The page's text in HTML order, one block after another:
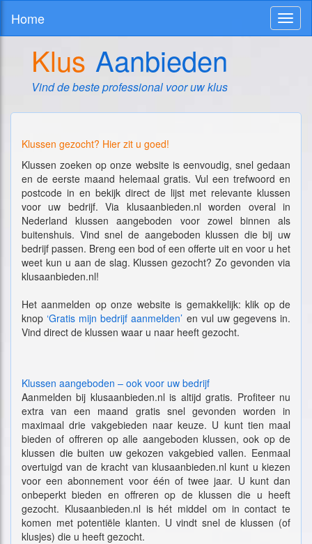
Home
Klus Aanbieden
Vind de beste professional voor uw klus
Klussen gezocht? Hier zit u goed!
Klussen zoeken op onze website is eenvoudig, snel gedaan
en de eerste maand helemaal gratis. Vul een trefwoord en
postcode in en bekijk direct de lijst met relevante klussen
voor uw bedrijf. Via klusaanbieden.nl worden overal in
Nederland klussen aangeboden voor zowel binnen als
buitenshuis. Vind snel de aangeboden klussen die bij uw
bedrijf passen. Breng een bod of een offerte uit en voor u het
weet kun u aan de slag. Klussen gezocht? Zo gevonden via
klusaanbieden.nl!
Het aanmelden op onze website is gemakkelijk: klik op de
knop ‘Gratis mijn bedrijf aanmelden’ en vul uw gegevens in.
Vind direct de klussen waar u naar heeft gezocht.
Klussen aangeboden – ook voor uw bedrijf
Aanmelden bij klusaanbieden.nl is altijd gratis. Profiteer nu
extra van een maand gratis snel gevonden worden in
maximaal drie vakgebieden naar keuze. U kunt tien maal
bieden of offreren op alle aangeboden klussen, ook op de
klussen die buiten uw gekozen vakgebied vallen. Eenmaal
overtuigd van de kracht van klusaanbieden.nl kunt u kiezen
voor een abonnement voor één of twee jaar. U kunt dan
onbeperkt bieden en offreren op de klussen die u heeft
gezocht. Klusaanbieden.nl is hét middel om in contact te
komen met potentiële klanten. U vindt snel de klussen (of
klusjes) die u heeft gezocht.